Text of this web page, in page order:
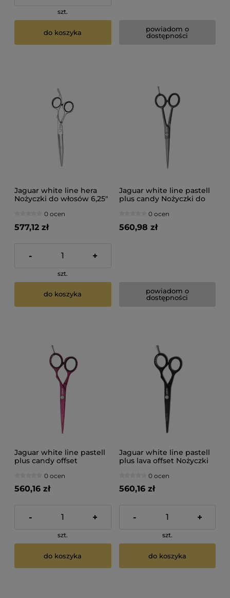
szt.
do koszyka
powiadom o
dostępności
Jaguar white line hera
Nożyczki do włosów 6,25"
0 ocen
577,12 zł
- +
szt.
do koszyka
Jaguar white line pastell
plus candy Nożyczki do
0 ocen
560,98 zł
powiadom o
dostępności
Jaguar white line pastell
plus candy offset
0 ocen
560,16 zł
- +
szt.
do koszyka
Jaguar white line pastell
plus lava offset Nożyczki
0 ocen
560,16 zł
- +
szt.
do koszyka